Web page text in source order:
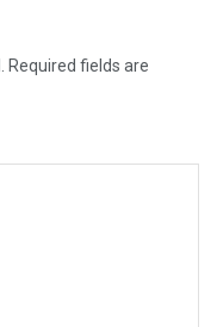
Required fields are